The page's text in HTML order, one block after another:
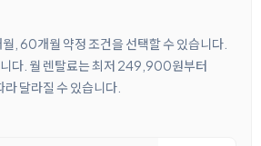
, 60개월 약정 조건을 선택할 수 있습니다.
다. 월 렌탈료는 최저 249,900원부터
달라질 수 있습니다.